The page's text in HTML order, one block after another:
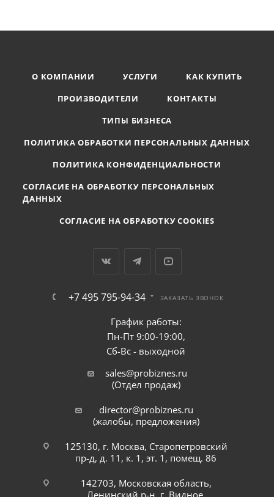
О КОМПАНИИ УСЛУГИ
КАК КУПИТЬ
ПРОИЗВОДИТЕЛИ
КОНТАКТЫ
ТИПЫ БИЗНЕСА
ПОЛИТИКА ОБРАБОТКИ ПЕРСОНАЛЬНЫХ ДАННЫХ
ПОЛИТИКА КОНФИДЕНЦИАЛЬНОСТИ
СОГЛАСИЕ НА ОБРАБОТКУ ПЕРСОНАЛЬНЫХ
ДАННЫХ
СОГЛАСИЕ НА ОБРАБОТКУ COOKIES
+7 495 795-94-34 ЗАКАЗАТЬ ЗВОНОК
График работы:
Пн-Пт 9:00-19:00,
Сб-Вс - выходной
sales@probiznes.ru
(Отдел продаж)
director@probiznes.ru
(жалобы, предложения)
125130, г. Москва, Старопетровский
пр-д, д. 11, к. 1, эт. 1, помещ. 86
142703, Московская область,
Ленинский р-н, г. Видное,